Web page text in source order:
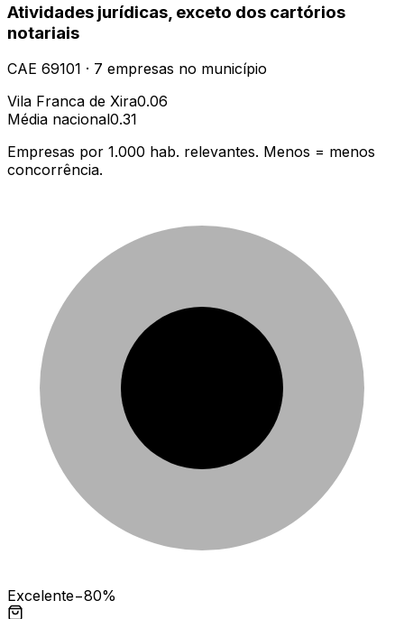
Atividades jurídicas, exceto dos cartórios
notariais
CAE 69101 · 7 empresas no município
Vila Franca de Xira0.06
Média nacional0.31
Empresas por 1.000 hab. relevantes. Menos = menos
concorrência.
Excelente−80%